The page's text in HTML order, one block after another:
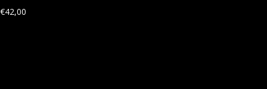
€42,00